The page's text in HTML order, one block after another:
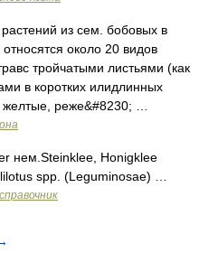
из сем. бобовых в
около 20 видов
тройчатыми листьями (как
в коротких илидлинных
желтые, реже&#8230; …
нем.Steinklee, Honigklee
spp. (Leguminosae) …